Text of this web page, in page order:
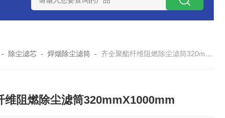
- 除尘滤芯 -焊烟除尘滤筒 -齐全聚酯纤维阻燃除尘滤筒320mmX1000mm
维阻燃除尘滤筒320mmX1000mm